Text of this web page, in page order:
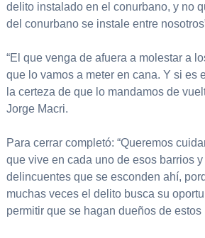
delito instalado en el conurbano, y no
del conurbano se instale entre
“El que venga de afuera a molestar a
que lo vamos a meter en cana. Y si es
la certeza de que lo mandamos de
Jorge Macri.
Para cerrar completó: “Queremos
que vive en cada uno de esos barrios
delincuentes que se esconden ahí,
muchas veces el delito busca su
permitir que se hagan dueños de estos